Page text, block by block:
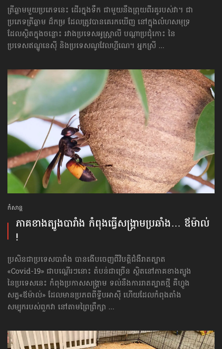
ត្រីឆ្លាមមួយប្រភេទនេះ ដើរ​ក្នុង​ទឹក ជាមួយនឹងព្រុយពីរគូ​របស់វា។​ ជា
ប្រភេទត្រីឆ្លាម ដ៏កម្រ ដែល​ត្រូវបានគេរកឃើញ នៅក្នុងលំហ​សមុទ្រ
ដែលស្ថិតក្នុងចន្លោះ រវាងប្រទេស​អូស្ត្រាលី បណ្ដាប្រជុំកោះ នៃ
ប្រទេសឥណ្ឌូនេស៊ី និងប្រទេសណូវែលហ្គីណេ។ អ្នកស្រី ...
កំសាន្ដ
ភាគខាងត្បូងបារាំង កំពុងធ្វើ​សង្គ្រាម​ប្រឆាំង… ឪម៉ាល់
!
ប្រសិនជាប្រទេសបារាំង បានងើបចេញ​ពីវិបត្តិ​ជំងឺរាតត្បាត
«Covid-19» ជាបណ្ដើរៗ​នោះ តំបន់ជាច្រើន ស្ថិតនៅភាគខាងត្បូង
នៃប្រទេសនេះ កំពុងប្រកាសសង្គ្រាម ទល់​នឹងការរាតត្បាតថ្មី គឺហ្វូង
សត្វ«ឪម៉ាល់» ដែលមានប្រភពពីទ្វីបអាស៊ី ហើយដែល​កំពុង​តាំង​
សម្បុករបស់ពួកវា នៅតាមព្រៃព្រឹក្សា ...